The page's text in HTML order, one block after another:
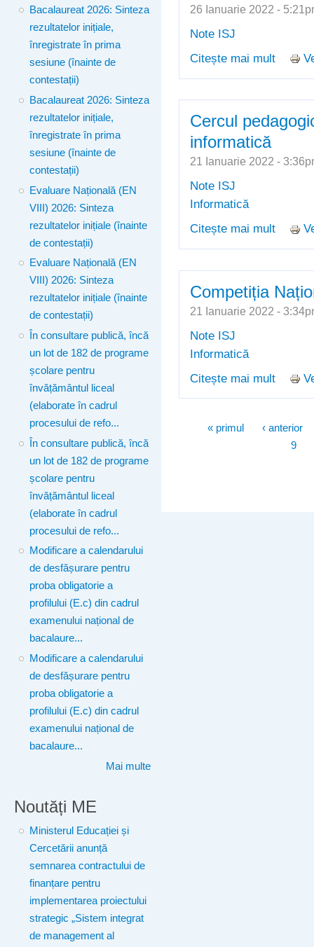
Bacalaureat 2026: Sinteza
rezultatelor inițiale,
înregistrate în prima
sesiune (înainte de
contestații)
Bacalaureat 2026: Sinteza
rezultatelor inițiale,
înregistrate în prima
sesiune (înainte de
contestații)
Evaluare Națională (EN
VIII) 2026: Sinteza
rezultatelor inițiale (înainte
de contestații)
Evaluare Națională (EN
VIII) 2026: Sinteza
rezultatelor inițiale (înainte
de contestații)
În consultare publică, încă
un lot de 182 de programe
școlare pentru
învățământul liceal
(elaborate în cadrul
procesului de refo...
În consultare publică, încă
un lot de 182 de programe
școlare pentru
învățământul liceal
(elaborate în cadrul
procesului de refo...
Modificare a calendarului
de desfășurare pentru
proba obligatorie a
profilului (E.c) din cadrul
examenului național de
bacalaure...
Modificare a calendarului
de desfășurare pentru
proba obligatorie a
profilului (E.c) din cadrul
examenului național de
bacalaure...
Mai multe
Noutăți ME
Ministerul Educației și
Cercetării anunță
semnarea contractului de
finanțare pentru
implementarea proiectului
strategic „Sistem integrat
de management al
26 Ianuarie 2022 -
Note ISJ
Citește mai mult
Cercul
informatică
21 Ianuarie 2022 -
Note ISJ
Informatică
Citește mai mult
Competiția
21 Ianuarie 2022 -
Note ISJ
Informatică
Citește mai mult
Pagini« primul
‹ anterior
9